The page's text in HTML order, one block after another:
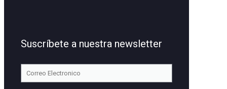
Suscríbete a nuestra newsletter